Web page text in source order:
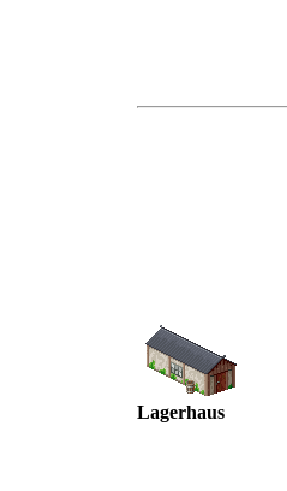
Lagerhaus